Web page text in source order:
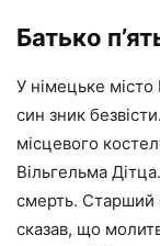
Батько
У німецьке
син зник
місцевого
Вільгельма
смерть. Старший
сказав, що